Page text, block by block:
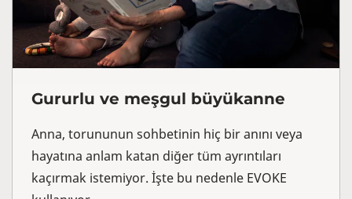
Gururlu ve meşgul büyükanne
Anna, torununun sohbetinin hiç bir anını veya
hayatına anlam katan diğer tüm ayrıntıları
kaçırmak istemiyor. İşte bu nedenle EVOKE